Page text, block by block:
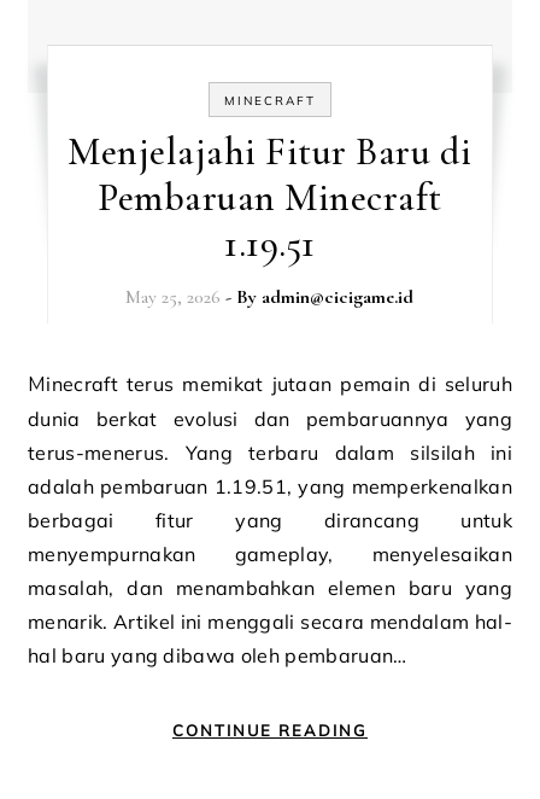
MINECRAFT
Menjelajahi Fitur Baru di
Pembaruan Minecraft
1.19.51
May 25, 2026 - By admin@cicigame.id
Minecraft terus memikat jutaan pemain di seluruh
dunia berkat evolusi dan pembaruannya yang
terus-menerus. Yang terbaru dalam silsilah ini
adalah pembaruan 1.19.51, yang memperkenalkan
berbagai fitur yang dirancang untuk
menyempurnakan gameplay, menyelesaikan
masalah, dan menambahkan elemen baru yang
menarik. Artikel ini menggali secara mendalam hal-
hal baru yang dibawa oleh pembaruan…
CONTINUE READING